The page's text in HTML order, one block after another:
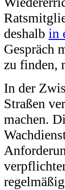
deshalb in
Gespräch
zu finden,
In der
Straßen
machen.